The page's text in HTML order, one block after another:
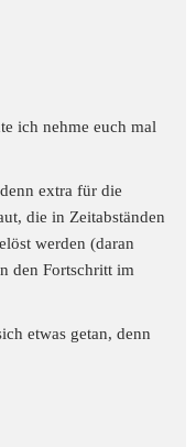
ich nehme euch mal
extra für die
die in Zeitabständen
werden (daran
den Fortschritt im
etwas getan, denn